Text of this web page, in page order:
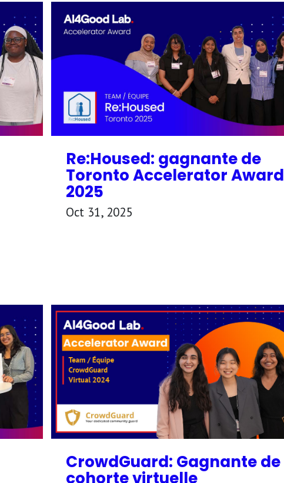
Re:Housed: gagnante de
Toronto Accelerator Award
2025
Oct 31, 2025
CrowdGuard: Gagnante de
cohorte virtuelle